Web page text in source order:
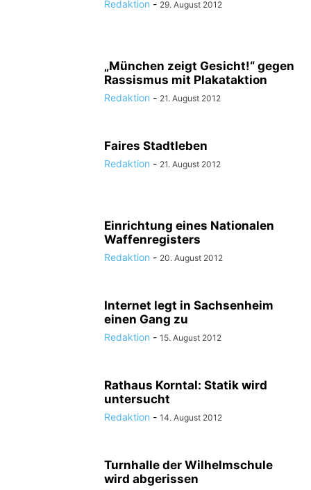
Redaktion - 29. August 2012
„München zeigt Gesicht!“ gegen
Rassismus mit Plakataktion
Redaktion - 21. August 2012
Faires Stadtleben
Redaktion - 21. August 2012
Einrichtung eines Nationalen
Waffenregisters
Redaktion - 20. August 2012
Internet legt in Sachsenheim
einen Gang zu
Redaktion - 15. August 2012
Rathaus Korntal: Statik wird
untersucht
Redaktion - 14. August 2012
Turnhalle der Wilhelmschule
wird abgerissen